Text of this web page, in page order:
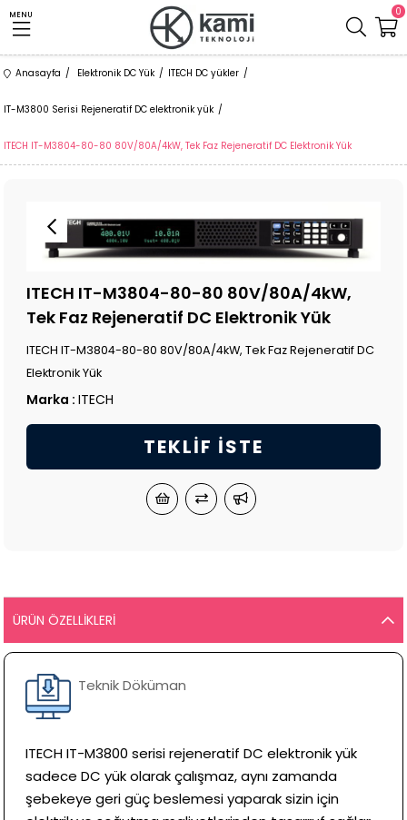
MENU 0
Anasayfa Elektronik DC Yük ITECH DC yükler
IT-M3800 Serisi Rejeneratif DC elektronik yük
ITECH IT-M3804-80-80 80V/80A/4kW, Tek Faz Rejeneratif DC Elektronik Yük
ITECH IT-M3804-80-80 80V/80A/4kW,
Tek Faz Rejeneratif DC Elektronik Yük
ITECH IT-M3804-80-80 80V/80A/4kW, Tek Faz Rejeneratif DC
Elektronik Yük
Marka : ITECH
TEKLIF İSTE
ÜRÜN ÖZELLIKLERI
Teknik Döküman
ITECH IT-M3800 serisi rejeneratif DC elektronik yük
sadece DC yük olarak çalışmaz, aynı zamanda
şebekeye geri güç beslemesi yaparak sizin için